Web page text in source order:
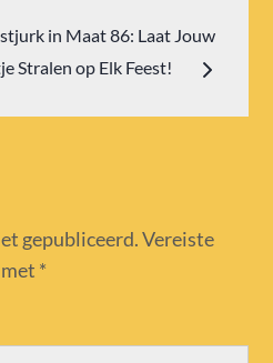
in Maat 86: Laat Jouw
Stralen op Elk Feest!
gepubliceerd. Vereiste
*